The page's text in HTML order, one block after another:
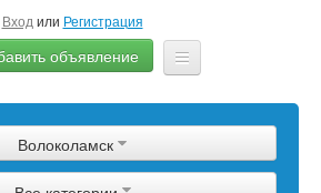
Вход или Регистрация
объявление
Сырье
Волоколамск